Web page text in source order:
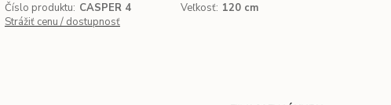
Číslo produktu: CASPER 4 Veľkosť: 120 cm
Strážiť cenu / dostupnosť